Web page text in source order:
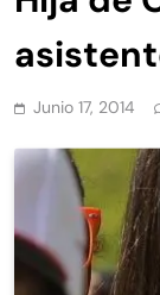
Junio 17, 2014